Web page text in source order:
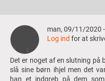
man, 09/11/2020
Log ind for at
Det er noget af en slutning på
slå sine børn ihjel men det
han et indgreb på dem